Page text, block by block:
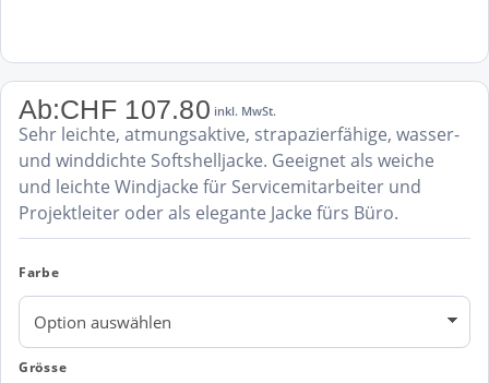
Ab:CHF107.80 inkl. MwSt.
Sehr leichte, atmungsaktive, strapazierfähige, wasser-
und winddichte Softshelljacke. Geeignet als weiche
und leichte Windjacke für Servicemitarbeiter und
Projektleiter oder als elegante Jacke fürs Büro.
Farbe
Grösse